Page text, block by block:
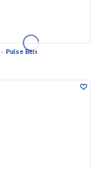
· Pulse Belt